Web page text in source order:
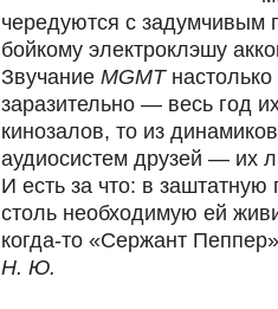
чередуются с задумчивым
бойкому электроклэшу
Звучание MGMTнастолько
заразительно — весь год
кинозалов, то из
аудиосистем друзей — их
И есть за что: в
столь необходимую ей
когда-то «Сержант
Н. Ю.